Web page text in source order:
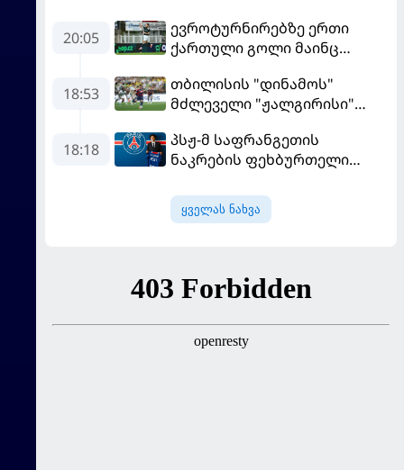
20:05
ევროტურნირებზე ერთი
ქართული გოლი მაინც
18:53
თბილისის "დინამოს"
მძლეველი "ჟალგირისი"
განადგურდა
18:18
პსჟ-მ საფრანგეთის
ნაკრების ფეხბურთელი
ყველას ნახვა